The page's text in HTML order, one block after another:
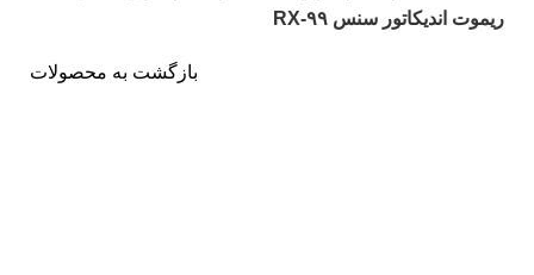
ریموت اندیکاتور سنس RX-۹۹
بازگشت به محصولات